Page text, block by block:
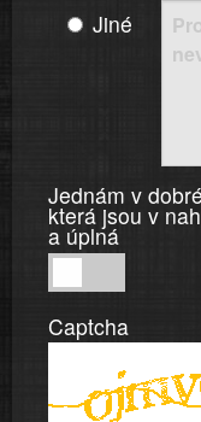
Jiné
Jednám v
která jsou v
a úplná
v
dobré
informace
Captcha